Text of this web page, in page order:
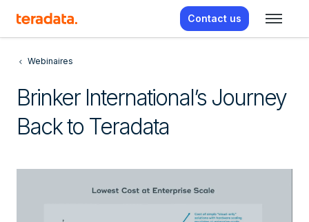
Contact us
Webinaires
Brinker International’s Journey
Back to Teradata